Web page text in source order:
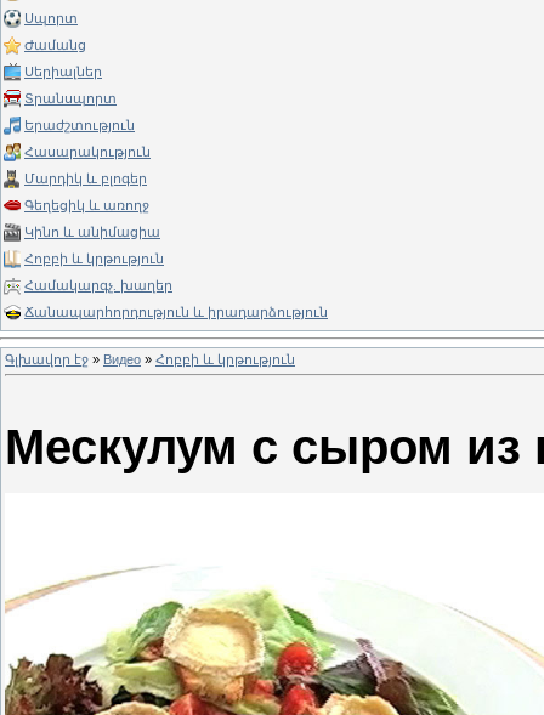
Սպորտ
Ժամանց
Սերիալներ
Տրանսպորտ
Երաժշտություն
Հասարակություն
Մարդիկ և բլոգեր
Գեղեցիկ և առողջ
Կինո և անիմացիա
Հոբբի և կրթություն
Համակարգչ. խաղեր
Ճանապարհորդություն և իրադարձություն
Գլխավոր էջ » Видео » Հոբբի և կրթություն
Мескулум с сыром из